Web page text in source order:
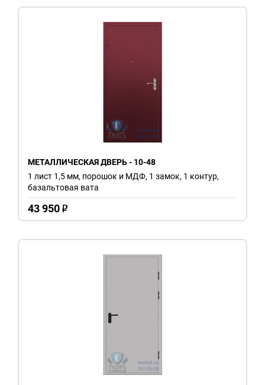
МЕТАЛЛИЧЕСКАЯ ДВЕРЬ - 10-48
43 950 o
1 лист 1,5 мм, порошок и МДФ, 1 замок, 1 контур,
базальтовая вата